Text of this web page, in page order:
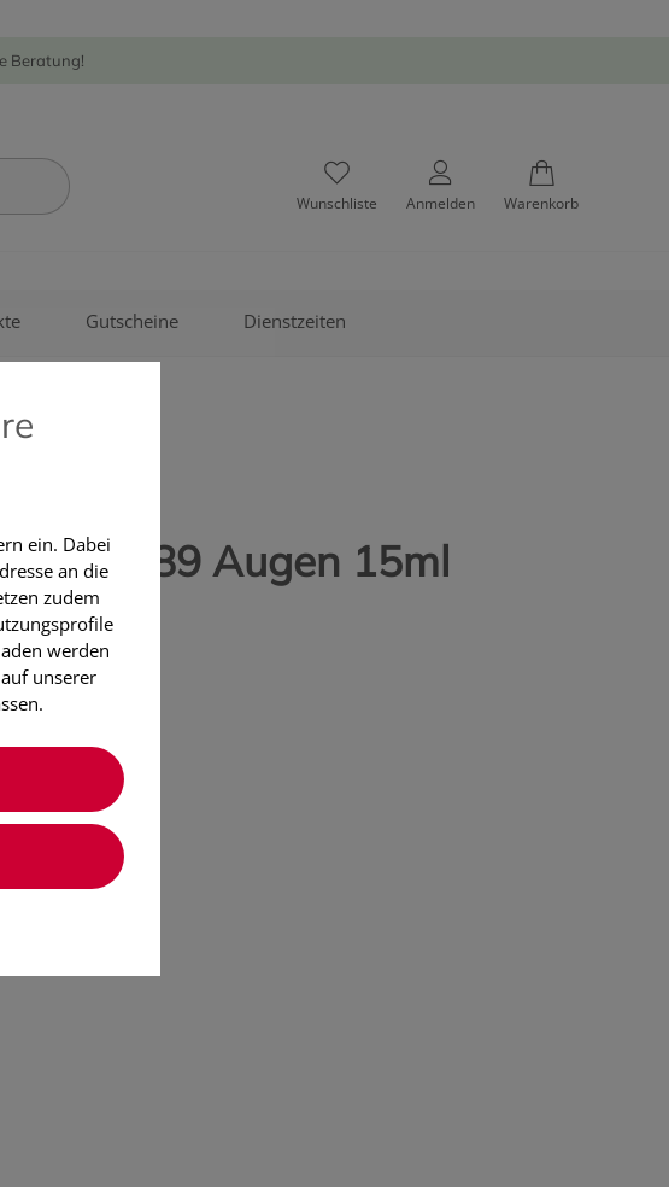
Beratung!
Wunschliste Anmelden Warenkorb
Gutscheine Dienstzeiten
ACTIVE)
89 Augen 15ml
ein. Dabei
an die
zudem
werden
unserer